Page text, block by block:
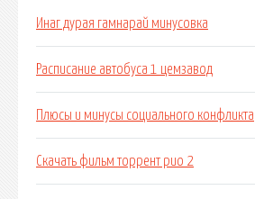
Инаг дурая гамнарай минусовка
Расписание автобуса 1 цемзавод
Плюсы и минусы социального конфликта
Скачать фильм торрент рио 2